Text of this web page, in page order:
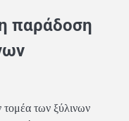
η παράδοση
τομέα των ξύλινων